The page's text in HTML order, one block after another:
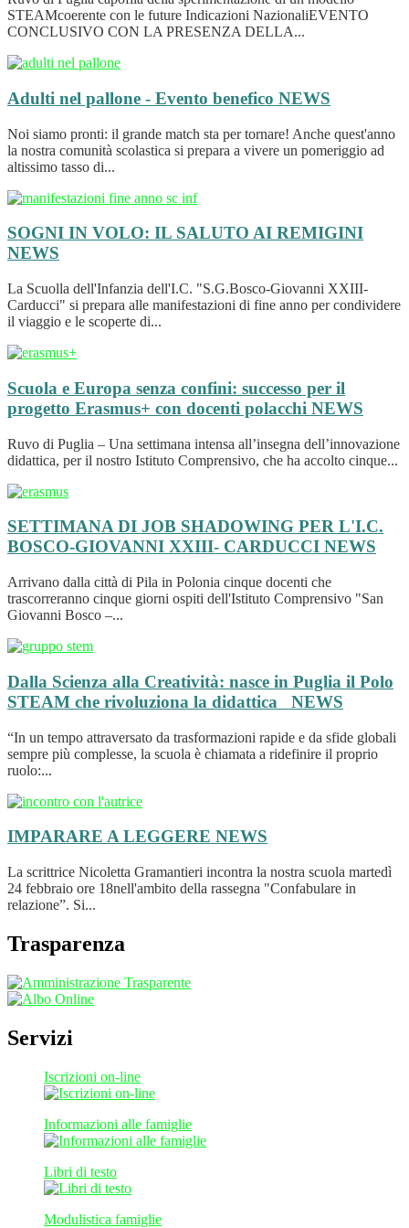
STEAMcoerente con le future Indicazioni NazionaliEVENTO
CONCLUSIVO CON LA PRESENZA DELLA...
Adulti nel pallone - Evento benefico NEWS
Noi siamo pronti: il grande match sta per tornare! Anche quest'anno
la nostra comunità scolastica si prepara a vivere un pomeriggio ad
altissimo tasso di...
SOGNI IN VOLO: IL SALUTO AI REMIGINI
NEWS
La Scuolla dell'Infanzia dell'I.C. "S.G.Bosco-Giovanni XXIII-
Carducci" si prepara alle manifestazioni di fine anno per condividere
il viaggio e le scoperte di...
Scuola e Europa senza confini: successo per il
progetto Erasmus+ con docenti polacchi NEWS
Ruvo di Puglia – Una settimana intensa all’insegna dell’innovazione
didattica, per il nostro Istituto Comprensivo, che ha accolto cinque...
SETTIMANA DI JOB SHADOWING PER L'I.C.
BOSCO-GIOVANNI XXIII- CARDUCCI NEWS
Arrivano dalla città di Pila in Polonia cinque docenti che
trascorreranno cinque giorni ospiti dell'Istituto Comprensivo "San
Giovanni Bosco –...
Dalla Scienza alla Creatività: nasce in Puglia il Polo
STEAM che rivoluziona la didattica NEWS
“In un tempo attraversato da trasformazioni rapide e da sfide globali
sempre più complesse, la scuola è chiamata a ridefinire il proprio
ruolo:...
IMPARARE A LEGGERE NEWS
La scrittrice Nicoletta Gramantieri incontra la nostra scuola martedì
24 febbraio ore 18nell'ambito della rassegna "Confabulare in
relazione”. Si...
Trasparenza
Servizi
Iscrizioni on-line
Informazioni alle famiglie
Libri di testo
Modulistica famiglie